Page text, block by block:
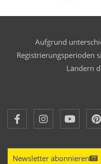
Aufgrund
Registrierungsperioden
Ländern
Newsletter abonnieren